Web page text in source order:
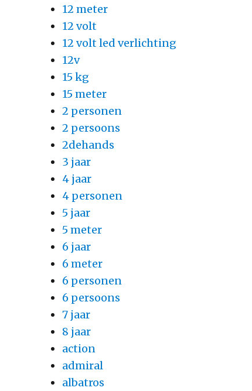
12 meter
12 volt
12 volt led verlichting
12v
15 kg
15 meter
2 personen
2 persoons
2dehands
3 jaar
4 jaar
4 personen
5 jaar
5 meter
6 jaar
6 meter
6 personen
6 persoons
7 jaar
8 jaar
action
admiral
albatros